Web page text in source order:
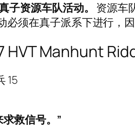
子资源车队活动。 资源车
须在真子派系下进行，
HVT Manhunt
救信号。”